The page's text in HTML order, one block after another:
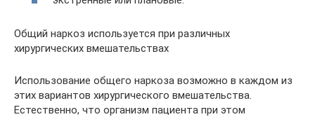
Общий наркоз используется при различных
хирургических вмешательствах
Использование общего наркоза возможно в каждом из
этих вариантов хирургического вмешательства.
Естественно, что организм пациента при этом